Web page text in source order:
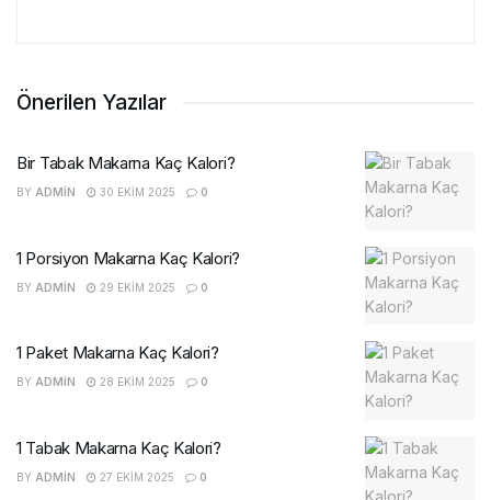
Önerilen Yazılar
Bir Tabak Makarna Kaç Kalori?
BY ADMIN 30 EKIM 2025 0
1 Porsiyon Makarna Kaç Kalori?
BY ADMIN 29 EKIM 2025 0
1 Paket Makarna Kaç Kalori?
BY ADMIN 28 EKIM 2025 0
1 Tabak Makarna Kaç Kalori?
BY ADMIN 27 EKIM 2025 0